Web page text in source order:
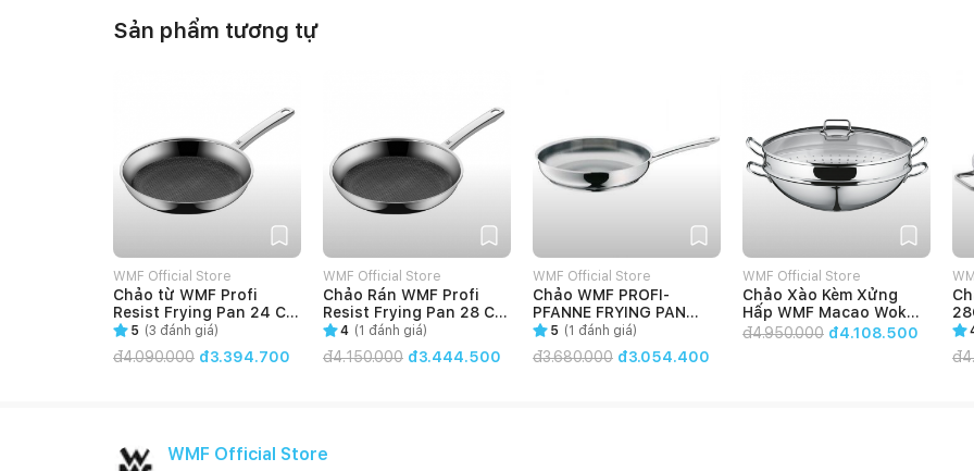
Sản phẩm tương tự
WMF Official Store
Chảo từ WMF Profi
Resist Frying Pan 24 Cm
- 1756246411
5 (3 đánh giá)
đ4.090.000 đ3.394.700
WMF Official Store
Chảo Rán WMF Profi
Resist Frying Pan 28 Cm
- 1756286411
4 (1 đánh giá)
đ4.150.000 đ3.444.500
WMF Official Store
Chảo WMF PROFI-
PFANNE FRYING PAN
28CM - 0794689991
5 (1 đánh giá)
đ3.680.000 đ3.054.400
WMF Official Store
Chảo Xào Kèm Xửng
Hấp WMF Macao Wok
4PC - 0792566040
đ4.950.000 đ4.108.500
-
đ
WMF Official Store